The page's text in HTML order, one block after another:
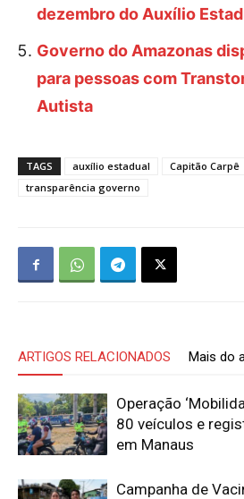
dezembro do Auxílio
Governo do Amazonas
para pessoas com
Autista
TAGS auxílio estadual Capitão Carpê
transparência governo
ARTIGOS RELACIONADOS Mais do
Operação
80 veículos e
em Manaus
Campanha de